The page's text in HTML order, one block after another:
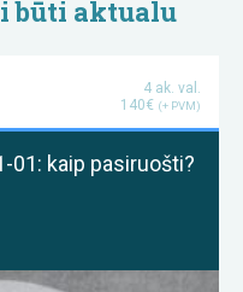
būti aktualu
4 ak. val.
140€ (+ PVM)
01: kaip pasiruošti?